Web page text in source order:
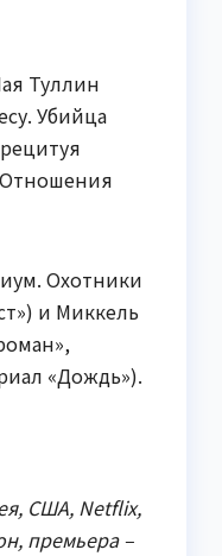
Туллин
Убийца
Отношения
Охотники
и Миккель
«Дождь»).
США, Netflix,
премьера –